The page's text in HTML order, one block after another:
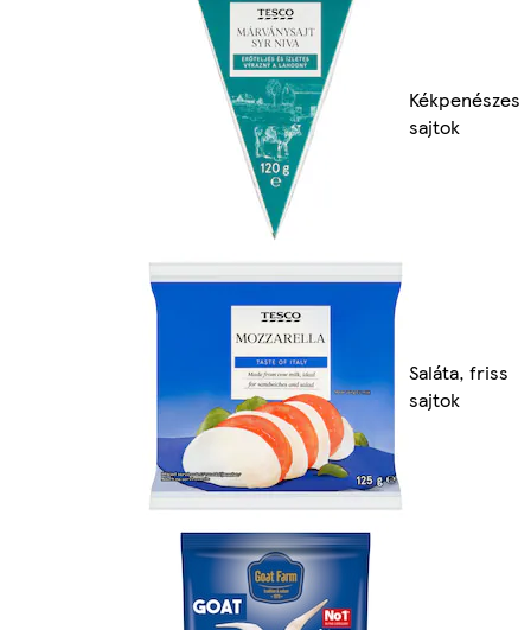
Kékpenészes
sajtok
Saláta, friss
sajtok